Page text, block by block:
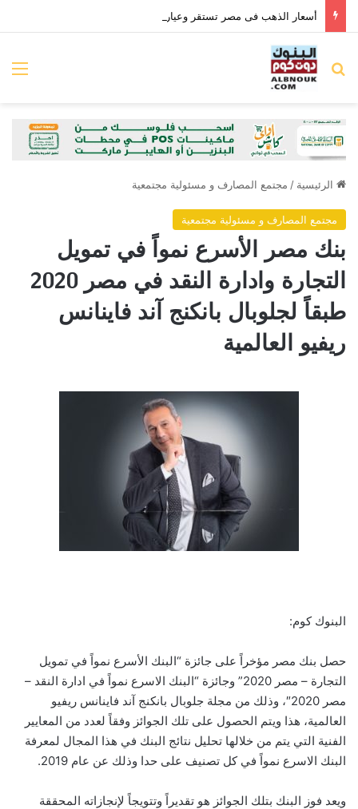
أسعار الذهب فى مصر تستقر وعيار 21 بـ6095 جنيها للجرام
بحث عن
الرئيسية / مجتمع المصارف و مسئولية مجتمعية
مجتمع المصارف و مسئولية مجتمعية
بنك مصر الأسرع نمواً في تمويل
التجارة وادارة النقد في مصر 2020
طبقاً لجلوبال بانكنج آند فاينانس
ريفيو العالمية
البنوك كوم:
حصل بنك مصر مؤخراً على جائزة “البنك الأسرع نمواً في تمويل
التجارة – مصر 2020” وجائزة “البنك الاسرع نمواً في ادارة النقد –
مصر 2020″، وذلك من مجلة جلوبال بانكنج آند فاينانس ريفيو
العالمية، هذا ويتم الحصول على تلك الجوائز وفقاً لعدد من المعايير
الفنية التي يتم من خلالها تحليل نتائج البنك في هذا المجال لمعرفة
البنك الاسرع نمواً في كل تصنيف على حدا وذلك عن عام 2019.
ويعد فوز البنك بتلك الجوائز هو تقديراً وتتويجاً لإنجازاته المحققة